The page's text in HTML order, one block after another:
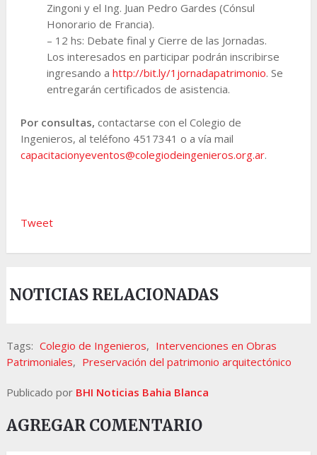
Zingoni y el Ing. Juan Pedro Gardes (Cónsul
Honorario de Francia).
– 12 hs: Debate final y Cierre de las Jornadas.
Los interesados en participar podrán inscribirse
ingresando ahttp://bit.ly/1jornadapatrimonio. Se
entregarán certificados de asistencia.
Por consultas, contactarse con el Colegio de
Ingenieros, al teléfono 4517341 o a vía mail
capacitacionyeventos@colegiodeingenieros.org.ar.
Tweet
NOTICIAS RELACIONADAS
Tags: Colegio de Ingenieros, Intervenciones en Obras
Patrimoniales, Preservación del patrimonio arquitectónico
Publicado por BHI Noticias Bahia Blanca
AGREGAR COMENTARIO